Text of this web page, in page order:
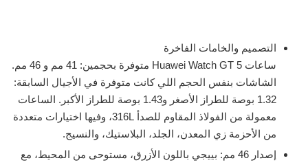
التصميم والخامات الفاخرة
ساعات Huawei Watch GT 5 متوفرة بحجمين: 41 مم و 46 مم.
الشاشات بنفس الحجم اللي كانت متوفرة في الأجيال السابقة:
1.32 بوصة للطراز الأصغر و1.43 بوصة للطراز الأكبر. الساعات
معمولة من الفولاذ المقاوم للصدأ 316L، وفيها اختيارات متعددة
من الأحزمة زي المعدن، الجلد، البلاستيك، والنسيج.
إصدار 46 مم: بييجي باللون الأزرق، مستوحى من المحيط، مع